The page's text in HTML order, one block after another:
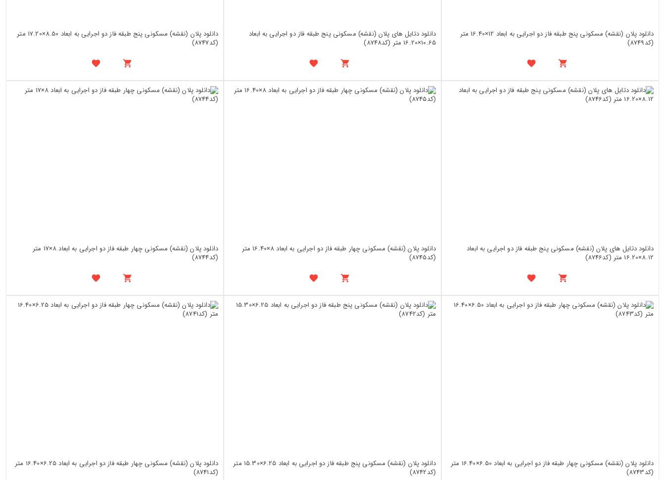
دانلود پلان (نقشه) مسکونی پنج طبقه فاز دو اجرایی به ابعاد 12×16.40 متر
(کد8749)
دانلود دتایل های پلان (نقشه) مسکونی پنج طبقه فاز دو اجرایی به ابعاد
10.65×16.20 متر (کد8748)
دانلود پلان (نقشه) مسکونی پنج طبقه فاز دو اجرایی به ابعاد 8.50×17.20 متر
(کد8747)
دانلود دتایل های پلان (نقشه) مسکونی پنج طبقه فاز دو اجرایی به ابعاد
8.12×16.20 متر (کد8746)
دانلود پلان (نقشه) مسکونی چهار طبقه فاز دو اجرایی به ابعاد 8×16.40 متر
(کد8745)
دانلود پلان (نقشه) مسکونی چهار طبقه فاز دو اجرایی به ابعاد 8×17 متر
(کد8744)
دانلود پلان (نقشه) مسکونی چهار طبقه فاز دو اجرایی به ابعاد 6.50×16.40 متر
(کد8743)
دانلود پلان (نقشه) مسکونی پنج طبقه فاز دو اجرایی به ابعاد 6.25×15.30 متر
(کد8742)
دانلود پلان (نقشه) مسکونی چهار طبقه فاز دو اجرایی به ابعاد 6.25×16.40 متر
(کد8741)